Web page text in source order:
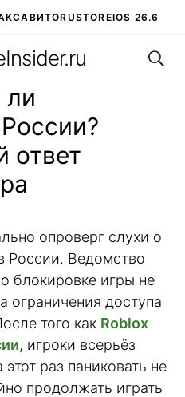
АВИТОRUSTOREIOS 26.6
ЧАТ В ROBLOX
ли
ответ
опроверг слухи о
России. Ведомство
блокировке игры не
ограничения доступа
того как Roblox
, игроки всерьёз
раз паниковать не
продолжать играть